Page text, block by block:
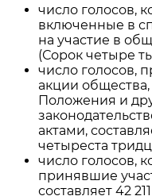
число голосов,
включенные в
на участие в
(Сорок четыре
число голосов,
акции
Положения и
актами,
четыреста
число голосов,
принявшие
составляет 42